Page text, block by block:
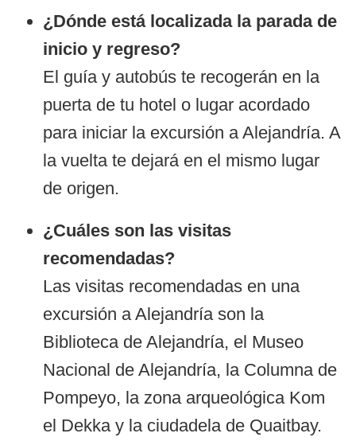
¿Dónde está localizada la parada de
inicio y regreso?
El guía y autobús te recogerán en la
puerta de tu hotel o lugar acordado
para iniciar la excursión a Alejandría. A
la vuelta te dejará en el mismo lugar
de origen.
¿Cuáles son las visitas
recomendadas?
Las visitas recomendadas en una
excursión a Alejandría son la
Biblioteca de Alejandría, el Museo
Nacional de Alejandría, la Columna de
Pompeyo, la zona arqueológica Kom
el Dekka y la ciudadela de Quaitbay.